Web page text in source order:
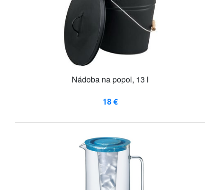
Nádoba na popol, 13 l
18 €